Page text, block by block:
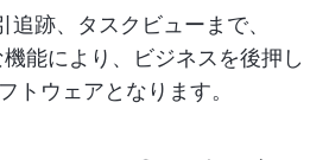
跡、タスクビューまで、
能により、ビジネスを後押し
トウェアとなります。